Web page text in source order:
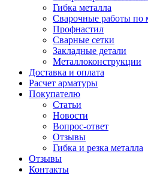
Круг
нержавеющий
безникелевый
жаропрочный
Круг
нержавеющий
Шестигранник
нержавеющий
Шестигранник
нержавеющий
безникелевый
Гибка металла
Сварочные работы по
Профнастил
Сварные сетки
Закладные детали
Металлоконструкции
Доставка и оплата
Расчет арматуры
Покупателю
Статьи
Новости
Вопрос-ответ
Отзывы
Гибка и резка металла
Отзывы
Контакты